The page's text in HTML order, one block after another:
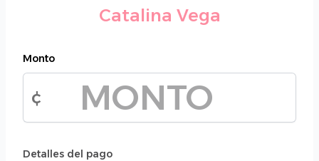
Catalina Vega
Monto
Monto de la donación
¢
Detalles del pago